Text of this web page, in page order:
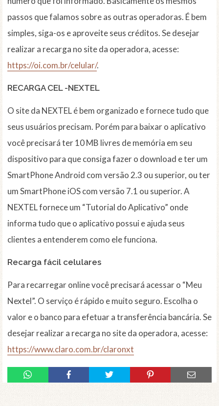
passos que falamos sobre as outras operadoras. É bem
simples, siga-os e aproveite seus créditos. Se desejar
realizar a recarga no site da operadora, acesse:
https://oi.com.br/celular/.
RECARGA CEL -NEXTEL
O site da NEXTEL é bem organizado e fornece tudo que
seus usuários precisam. Porém para baixar o aplicativo
você precisará ter 10 MB livres de memória em seu
dispositivo para que consiga fazer o download e ter um
SmartPhone Android com versão 2.3 ou superior, ou ter
um SmartPhone iOS com versão 7.1 ou superior. A
NEXTEL fornece um “Tutorial do Aplicativo” onde
informa tudo que o aplicativo possui e ajuda seus
clientes a entenderem como ele funciona.
Recarga fácil celulares
Para recarregar online você precisará acessar o “Meu
Nextel”. O serviço é rápido e muito seguro. Escolha o
valor e o banco para efetuar a transferência bancária. Se
desejar realizar a recarga no site da operadora, acesse:
https://www.claro.com.br/claronxt